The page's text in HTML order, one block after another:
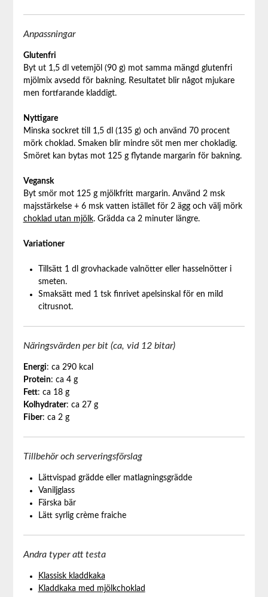
Anpassningar
Glutenfri
Byt ut 1,5 dl vetemjöl (90 g) mot samma mängd glutenfri
mjölmix avsedd för bakning. Resultatet blir något mjukare
men fortfarande kladdigt.
Nyttigare
Minska sockret till 1,5 dl (135 g) och använd 70 procent
mörk choklad. Smaken blir mindre söt men mer chokladig.
Smöret kan bytas mot 125 g flytande margarin för bakning.
Vegansk
Byt smör mot 125 g mjölkfritt margarin. Använd 2 msk
majsstärkelse + 6 msk vatten istället för 2 ägg och välj mörk
choklad utan mjölk. Grädda ca 2 minuter längre.
Variationer
Tillsätt 1 dl grovhackade valnötter eller hasselnötter i
smeten.
Smaksätt med 1 tsk finrivet apelsinskal för en mild
citrusnot.
Näringsvärden per bit (ca, vid 12 bitar)
Energi: ca 290 kcal
Protein: ca 4 g
Fett: ca 18 g
Kolhydrater: ca 27 g
Fiber: ca 2 g
Tillbehör och serveringsförslag
Lättvispad grädde eller matlagningsgrädde
Vaniljglass
Färska bär
Lätt syrlig crème fraiche
Andra typer att testa
Klassisk kladdkaka
Kladdkaka med mjölkchoklad